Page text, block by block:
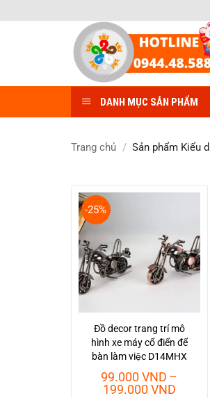
qua
DANH MỤC SẢN PHẨM
Trang chủ / Sản phẩm Kiểu
-25%
Đồ decor trang trí mô
hình xe máy cổ điển để
bàn làm việc D14MHX
99.000VND –
199.000VNDKhoảng